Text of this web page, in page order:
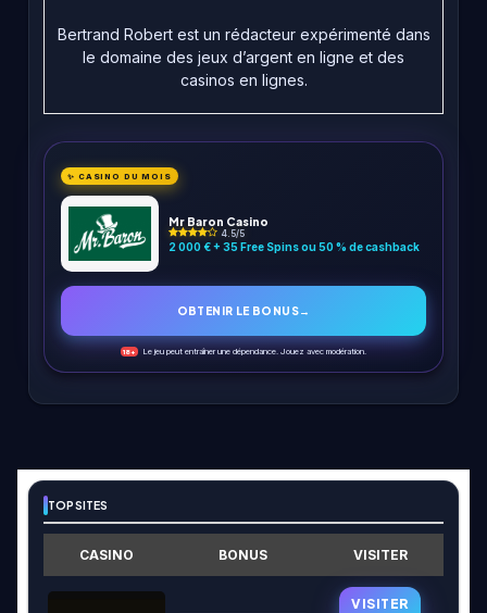
Bertrand Robert est un rédacteur expérimenté dans
le domaine des jeux d’argent en ligne et des
casinos en lignes.
✨ CASINO DU MOIS
Mr Baron Casino
4.5/5
2 000 € + 35 Free Spins ou 50 % de cashback
OBTENIR LE BONUS→
18+ Le jeu peut entraîner une dépendance. Jouez avec modération.
TOP SITES
CASINO BONUS VISITER
VISITER